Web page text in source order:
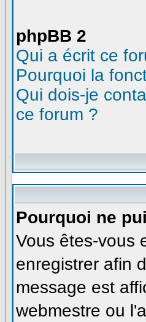
phpBB 2
Qui a écrit ce
Pourquoi la
Qui dois-je
ce forum ?
Pourquoi ne
Vous êtes-vous
enregistrer afin
message est
webmestre ou